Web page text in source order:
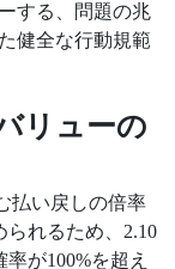
する、問題の兆
健全な行動規範
リューの
払い戻しの倍率
られるため、2.10
が100%を超え